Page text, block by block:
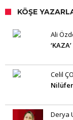
KÖŞE
Ali
Celil
Derya